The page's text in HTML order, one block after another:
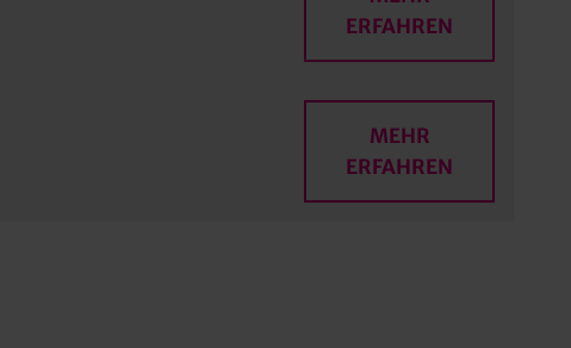
ERFAHREN
MEHR
ERFAHREN